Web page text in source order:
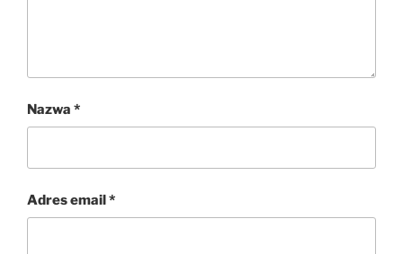
Nazwa *
Adres email*